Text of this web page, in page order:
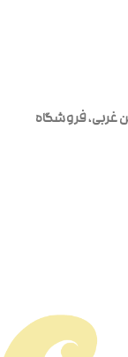
غربی، فروشگاه